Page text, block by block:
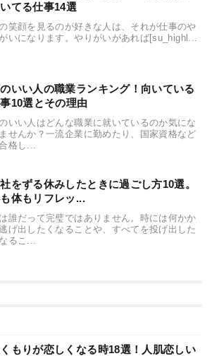
てる仕事14選
笑顔を見るのが好きな人は、それが仕事のや
いになります。やりがいがあれば[su_highl...
いい人の職業ランキング！向いている
10選とその理由
いい人はどんな職業に就いているのか気にな
せんか？一流企業に勤めたり、国家資格など
格し...
をずる休みしたときに過ごし方10選。
体もリフレッ...
誰だって完璧ではありません。時には何かか
げ出したくなることや、すべてを投げ出した
るこ...
もりが恋しくなる時18選！人肌恋しい